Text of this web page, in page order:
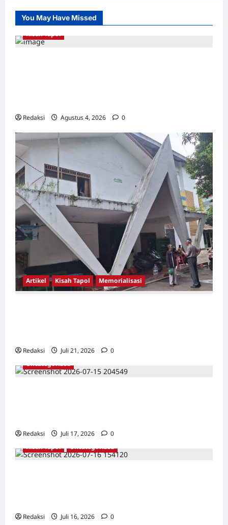
You May Have Missed
Kisah Tapol
Redaksi Agustus 4, 2026 0
Artikel Kisah Tapol Memorialisasi
Redaksi Juli 21, 2026
0
Uncategorized
Redaksi Juli 17, 2026
0
Kisah Tapol
Uncategorized
Redaksi Juli 16, 2026 0